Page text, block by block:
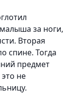
за ноги,
Вторая
спине. Тогда
предмет
не